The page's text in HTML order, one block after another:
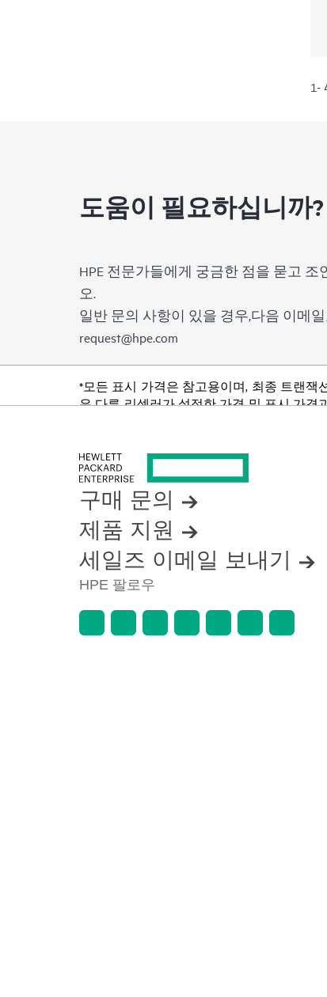
1-
도움이 필요하십니까?
HPE 전문가들에게 궁금한 점을 묻고
오.
일반 문의 사항이 있을 경우,다음 이메
request@hpe.com
*모든 표시 가격은 참고용이며, 최종 트랜잭
은 다른 리셀러가 설정한 가격 및 표시 가격
품 가용성 제한, 프로모션 수명 종료, 광고
구매 문의
제품 지원
세일즈 이메일 보내기
HPE 팔로우